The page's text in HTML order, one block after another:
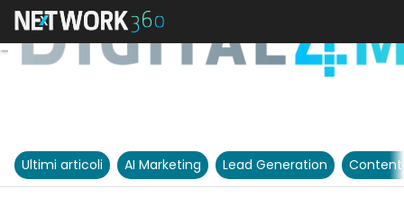
Ultimi articoli AI Marketing Lead Generation